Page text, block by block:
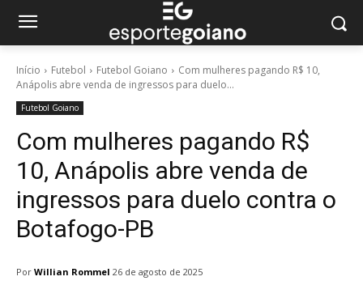
Início Futebol Futebol Goiano
Com mulheres pagando R$ 10,
Anápolis abre venda de ingressos para duelo...
Futebol Goiano
Com mulheres pagando R$
10, Anápolis abre venda de
ingressos para duelo contra o
Botafogo-PB
Por Willian Rommel 26 de agosto de 2025